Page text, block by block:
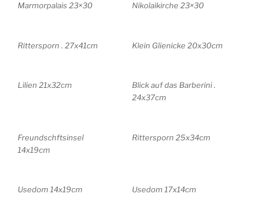
Marmorpalais 23×30 Nikolaikirche 23×30
Rittersporn . 27x41cm Klein Glienicke 20x30cm
Lilien 21x32cm
Blick auf das Barberini .
24x37cm
Freundschftsinsel
14x19cm
Rittersporn 25x34cm
Usedom 14x19cm Usedom 17x14cm